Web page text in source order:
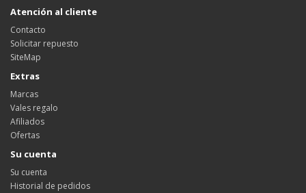
Atención al cliente
Contacto
Solicitar repuesto
SiteMap
Extras
Marcas
Vales regalo
Afiliados
Ofertas
Su cuenta
Su cuenta
Historial de pedidos